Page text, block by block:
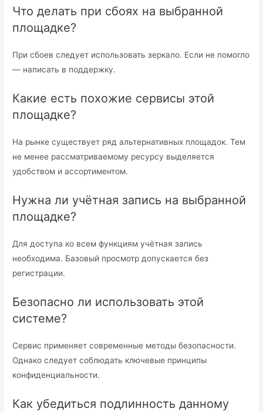
Что делать при сбоях на выбранной
площадке?
При сбоев следует использовать зеркало. Если не помогло
— написать в поддержку.
Какие есть похожие сервисы этой
площадке?
На рынке существует ряд альтернативных площадок. Тем
не менее рассматриваемому ресурсу выделяется
удобством и ассортиментом.
Нужна ли учётная запись на выбранной
площадке?
Для доступа ко всем функциям учётная запись
необходима. Базовый просмотр допускается без
регистрации.
Безопасно ли использовать этой
системе?
Сервис применяет современные методы безопасности.
Однако следует соблюдать ключевые принципы
конфиденциальности.
Как убедиться подлинность данному